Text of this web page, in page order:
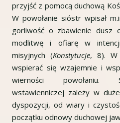
przyjść z pomocą duchową
W powołanie sióstr wpisał
gorliwość o zbawienie dusz
modlitwę i ofiarę w intencji
misyjnych (Konstytucje, 8). W
wspierać się wzajemnie i
wierności powołaniu.
wstawienniczej zależy w
dyspozycji, od wiary i
początku odnowy duchowej